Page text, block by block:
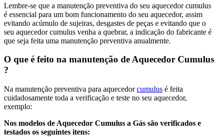
Lembre-se que a manutenção preventiva do seu aquecedor cumulus
é essencial para um bom funcionamento do seu aquecedor, assim
evitando acúmulo de sujeiras, desgastes de peças e evitando que o
seu aquecedor cumulus venha a quebrar, a indicação do fabricante é
que seja feita uma manutenção preventiva anualmente.
O que é feito na manutenção de Aquecedor Cumulus
?
Na manutenção preventiva para aquecedorcumulus é feita
cuidadosamente toda a verificação e teste no seu aquecedor,
exemplo:
Nos modelos de Aquecedor Cumulus a Gás são verificados e
testados os seguintes itens: